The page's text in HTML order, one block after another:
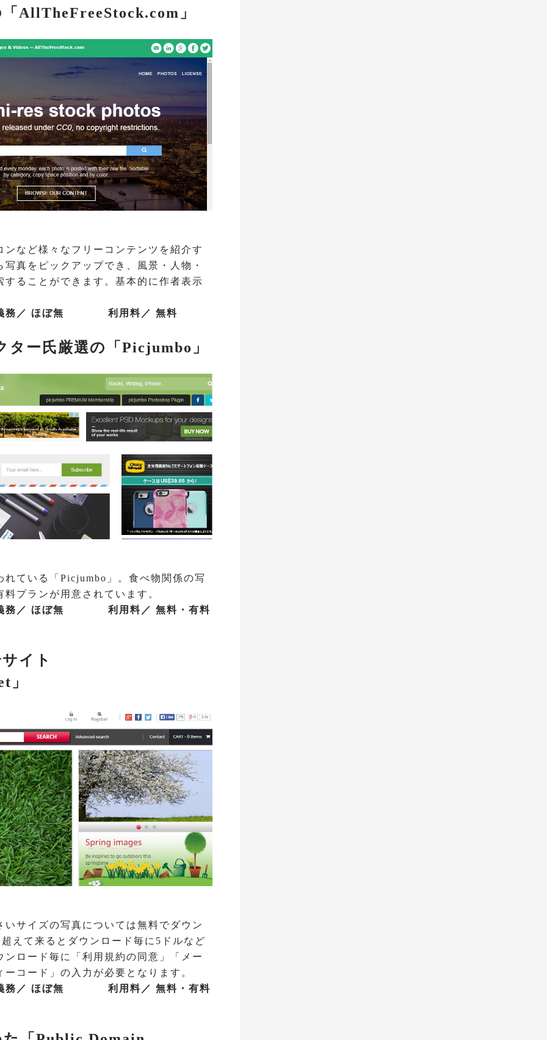
AllTheFreeStock.com」
など様々なフリーコンテンツを紹介す
真をピックアップでき、風景・人物・
ることができます。基本的に作者表示
／ ほぼ無 利用料／ 無料
ー氏厳選の「Picjumbo」
ている「Picjumbo」。食べ物関係の写
プランが用意されています。
／ ほぼ無 利用料／ 無料・有料
イト
」
サイズの写真については無料でダウン
えて来るとダウンロード毎に5ドルなど
ロード毎に「利用規約の同意」「メー
コード」の入力が必要となります。
／ ほぼ無 利用料／ 無料・有料